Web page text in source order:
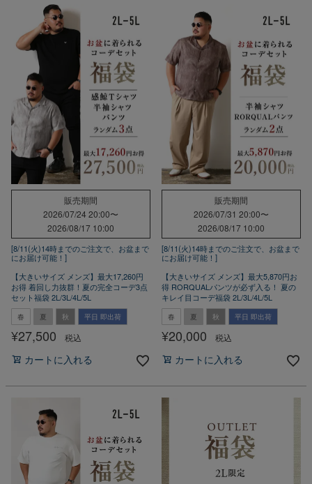
販売期間
2026/07/24 20:00〜
2026/08/17 10:00
[8/11(火)14時までのご注文で、お盆まで
にお届け可能！]
【大きいサイズ メンズ】最大17,260円
お得 着回し力抜群！夏の完全コーデ3点
セット福袋 2L/3L/4L/5L
春 夏 秋 平日 即出荷
¥27,500 税込
カートに入れる
販売期間
2026/07/31 20:00〜
2026/08/17 10:00
[8/11(火)14時までのご注文で、お盆まで
にお届け可能！]
【大きいサイズ メンズ】最大5,870円お
得 RORQUALパンツが必ず入る！ 夏の
キレイ目コーデ福袋 2L/3L/4L/5L
春 夏 秋 平日 即出荷
¥20,000 税込
カートに入れる